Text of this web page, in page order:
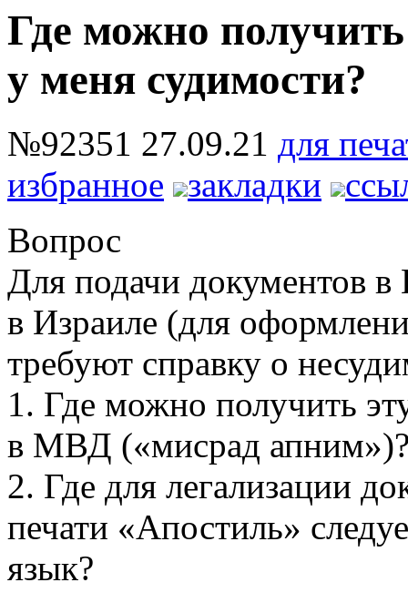
Где можно
у меня судимости?
№92351 27.09.21 для
избранное
закладки
Вопрос
Для подачи документов в
в Израиле (для
требуют справку о
1. Где можно получить
в МВД («мисрад
2. Где для легализации
печати «Апостиль»
язык?